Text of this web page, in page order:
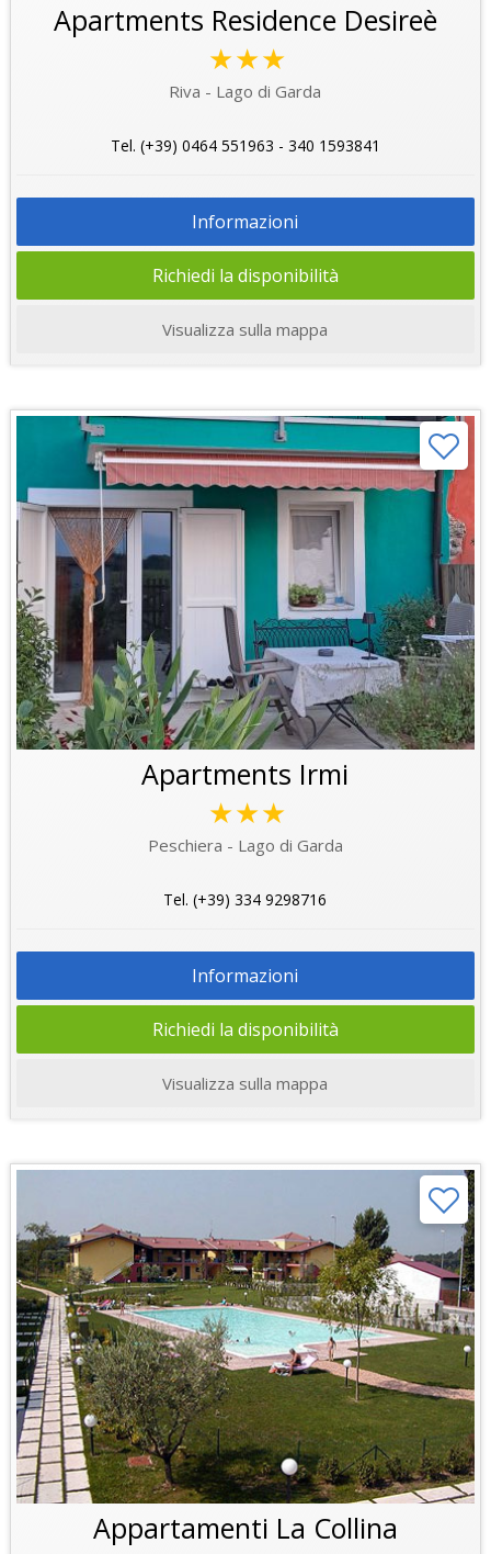
Apartments Residence Desireè
★★★
Riva - Lago di Garda
Tel. (+39) 0464 551963 - 340 1593841
Informazioni
Richiedi la disponibilità
Visualizza sulla mappa
Apartments Irmi
★★★
Peschiera - Lago di Garda
Tel. (+39) 334 9298716
Informazioni
Richiedi la disponibilità
Visualizza sulla mappa
Appartamenti La Collina